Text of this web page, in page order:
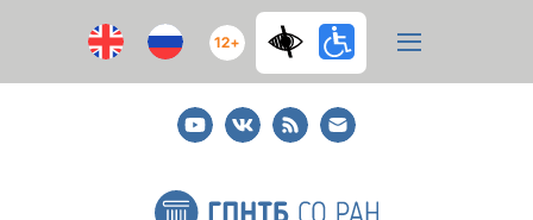
12+
YoutubeВКонтакте
RSS
E-
mail
подписка